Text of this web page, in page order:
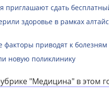
приглашают сдать
здоровье в рамках
факторы приводят к
новую поликлинику
"Медицина" в этом